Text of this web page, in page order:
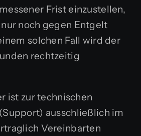
Frist einzustellen,
noch gegen Entgelt
solchen Fall wird der
rechtzeitig
ist zur technischen
ausschließlich im
Vereinbarten